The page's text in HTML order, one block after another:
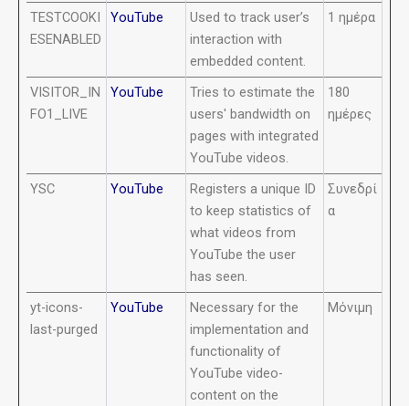
TESTCOOKI
ESENABLED
YouTube
Used to track user’s
interaction with
embedded content.
1 ημέρα
VISITOR_IN
FO1_LIVE
YouTube
Tries to estimate the
users' bandwidth on
pages with integrated
YouTube videos.
180
ημέρες
YSC YouTube
Registers a unique ID
to keep statistics of
what videos from
YouTube the user
has seen.
Συνεδρί
α
yt-icons-
last-purged
YouTube
Necessary for the
implementation and
functionality of
YouTube video-
content on the
Μόνιμη